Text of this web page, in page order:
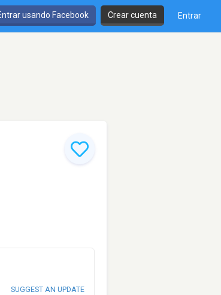
usando Facebook Crear cuenta Entrar
SUGGEST AN UPDATE